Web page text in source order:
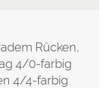
Rücken,
4/0-farbig
4/4-farbig